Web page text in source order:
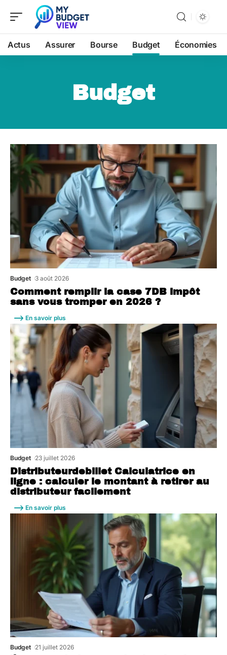
Actus Assurer Bourse Budget Économies
Budget
Comment remplir la case 7DB impôt
sans vous tromper en 2026 ?
Budget 3 août 2026
En savoir plus
Distributeurdebillet Calculatrice en
ligne : calculer le montant à retirer au
distributeur facilement
Budget 23 juillet 2026
En savoir plus
Budget 21 juillet 2026